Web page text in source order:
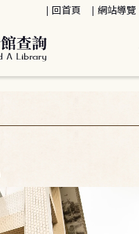
回首頁 網站導覽